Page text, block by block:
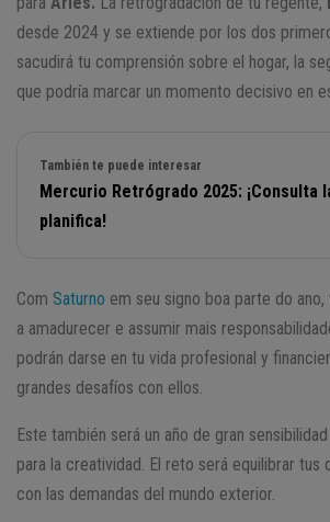
desde 2024 y se extiende por los dos
sacudirá tu comprensión sobre el hogar, la
que podría marcar un momento decisivo en
También te puede interesar
Mercurio Retrógrado 2025: ¡Consulta
planifica!
Com Saturno em seu signo boa parte do
a amadurecer e assumir mais
podrán darse en tu vida profesional y
grandes desafíos con ellos.
Este también será un año de gran
para la creatividad. El reto será equilibrar tus
con las demandas del mundo exterior.